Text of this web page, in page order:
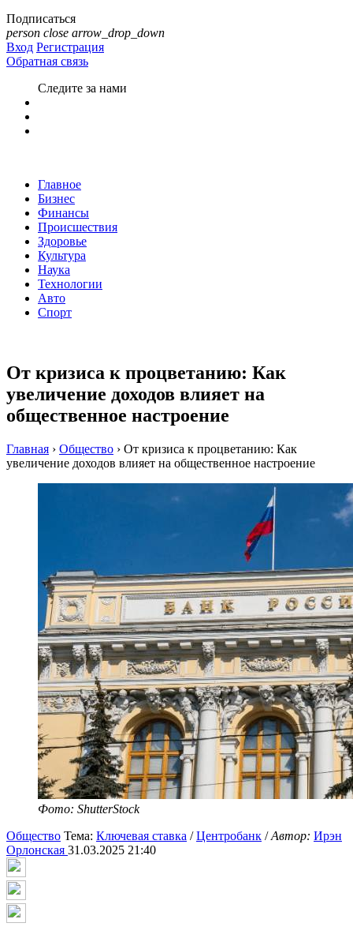
Подписаться
person close arrow_drop_down
Вход Регистрация
Обратная связь
Следите за нами
Главное
Бизнес
Финансы
Происшествия
Здоровье
Культура
Наука
Технологии
Авто
Спорт
От кризиса к процветанию: Как
увеличение доходов влияет на
общественное настроение
Главная › Общество › От кризиса к процветанию: Как
увеличение доходов влияет на общественное настроение
Фото: ShutterStock
Общество Тема: Ключевая ставка /Центробанк /Автор: Ирэн
Орлонская 31.03.2025 21:40